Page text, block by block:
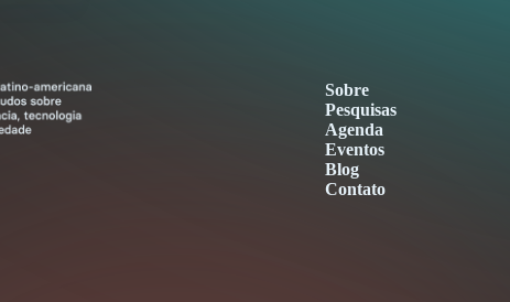
Sobre
Pesquisas
Agenda
Eventos
Blog
Contato